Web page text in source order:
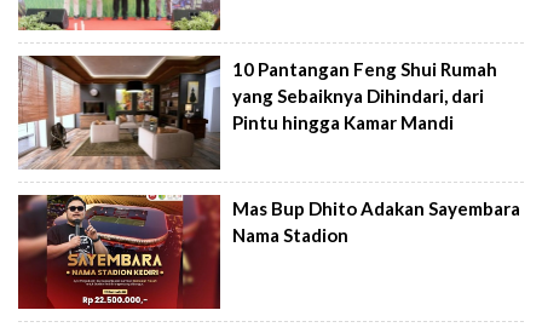
10 Pantangan Feng Shui Rumah
yang Sebaiknya Dihindari, dari
Pintu hingga Kamar Mandi
Mas Bup Dhito Adakan Sayembara
Nama Stadion